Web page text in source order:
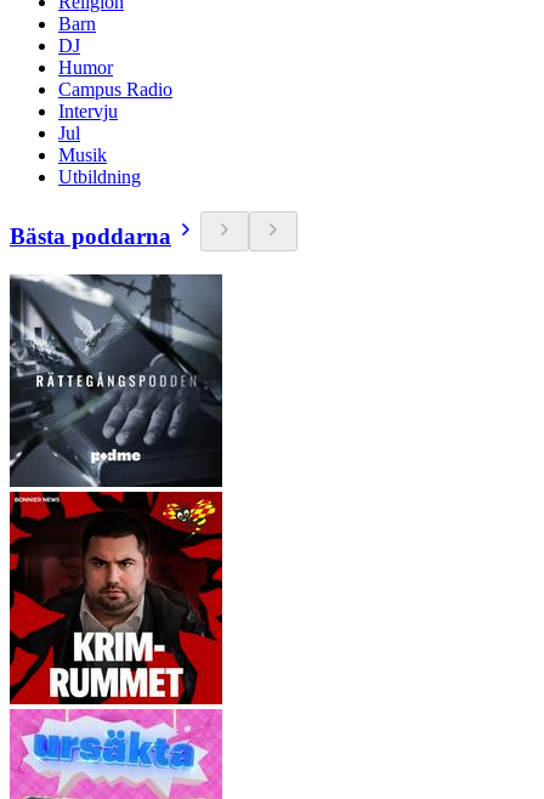
Barn
DJ
Humor
Campus Radio
Intervju
Jul
Musik
Utbildning
Bästa poddarna